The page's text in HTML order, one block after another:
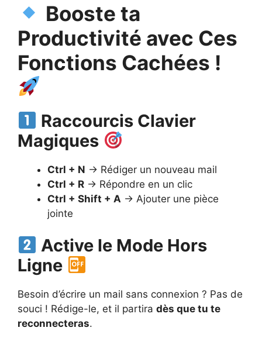
Booste ta
Productivité avec Ces
Fonctions Cachées !
Raccourcis Clavier
Magiques
Ctrl + N → Rédiger un nouveau mail
Ctrl + R → Répondre en un clic
Ctrl + Shift + A → Ajouter une pièce
jointe
Active le Mode Hors
Ligne
Besoin d’écrire un mail sans connexion ? Pas de
souci ! Rédige-le, et il partira dès que tu te
reconnecteras.